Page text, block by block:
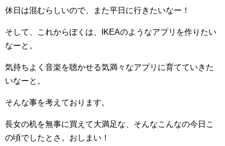
休日は混むらしいので、また平日に行きたいなー！
そして、これからぼくは、IKEAのようなアプリを作りたい
なーと。
気持ちよく音楽を聴かせる気満々なアプリに育てていきた
いなーと。
そんな事を考えております。
長女の机を無事に買えて大満足な、そんなこんなの今日こ
の頃でしたとさ。おしまい！